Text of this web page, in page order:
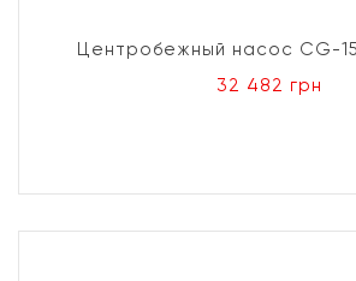
Центробежный насос CG-
32 482 грн